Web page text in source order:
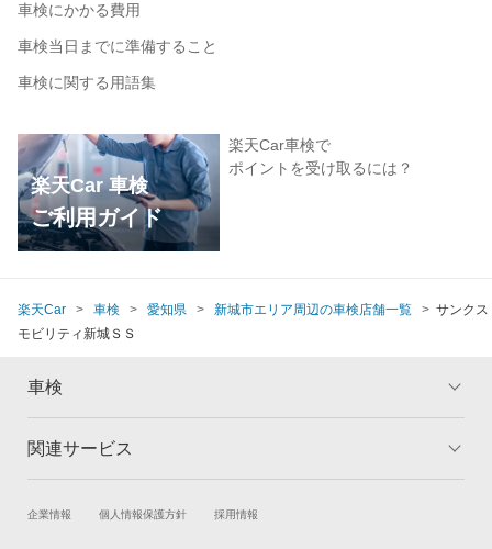
車検にかかる費用
車検当日までに準備すること
車検に関する用語集
楽天Car 車検
ご利用ガイド
楽天Car車検で
ポイントを受け取るには？
楽天Car 車検 愛知県 新城市エリア周辺の車検店舗一覧
サンクス
モビリティ新城ＳＳ
車検
トップ
車検の基礎知識 キャンペーン一覧
関連サービス
試乗・商談 新車購入
企業情報 個人情報保護方針 採用情報